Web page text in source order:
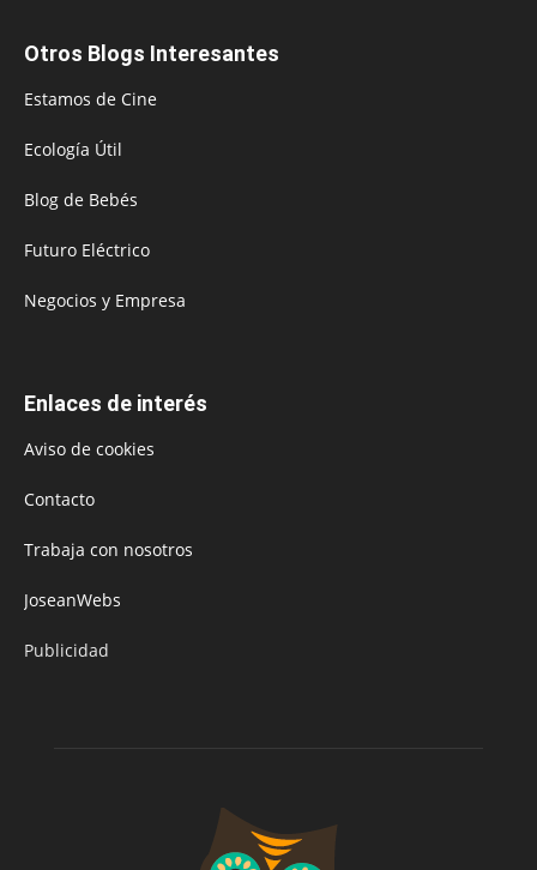
Otros Blogs Interesantes
Estamos de Cine
Ecología Útil
Blog de Bebés
Futuro Eléctrico
Negocios y Empresa
Enlaces de interés
Aviso de cookies
Contacto
Trabaja con nosotros
JoseanWebs
Publicidad